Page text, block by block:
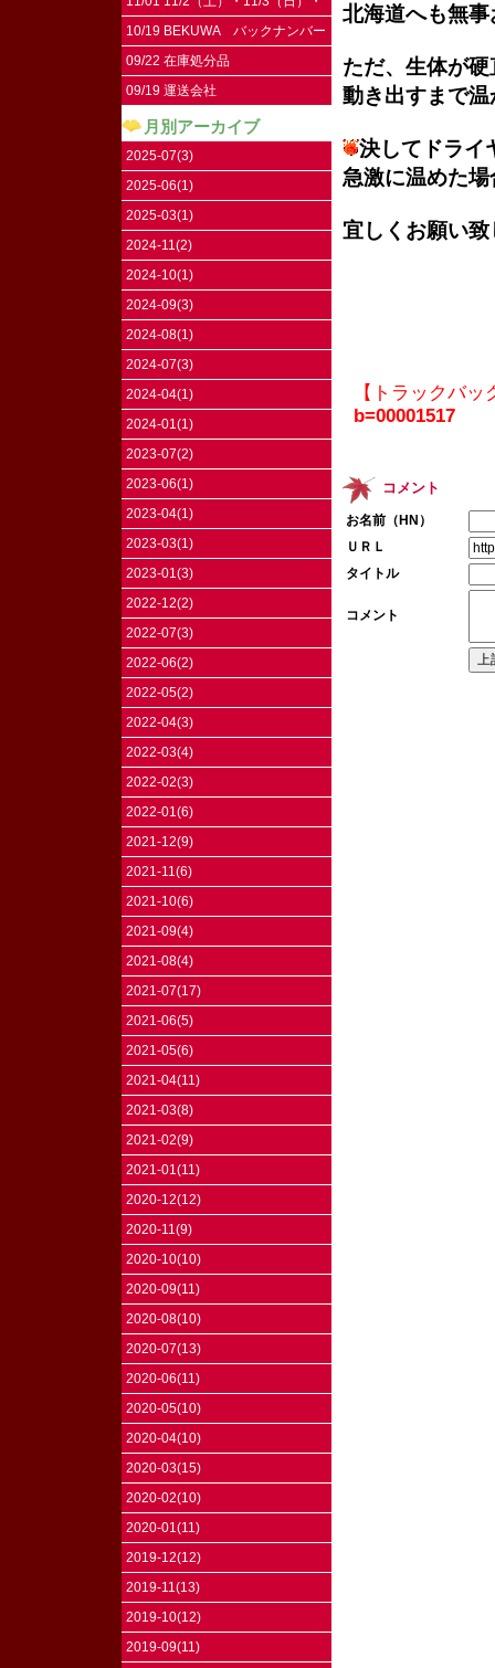
11/4（祝）はお休みです。
10/19 BEKUWA バックナンバー
09/22 在庫処分品
09/19 運送会社
月別アーカイブ
2025-07(3)
2025-06(1)
2025-03(1)
2024-11(2)
2024-10(1)
2024-09(3)
2024-08(1)
2024-07(3)
2024-04(1)
2024-01(1)
2023-07(2)
2023-06(1)
2023-04(1)
2023-03(1)
2023-01(3)
2022-12(2)
2022-07(3)
2022-06(2)
2022-05(2)
2022-04(3)
2022-03(4)
2022-02(3)
2022-01(6)
2021-12(9)
2021-11(6)
2021-10(6)
2021-09(4)
2021-08(4)
2021-07(17)
2021-06(5)
2021-05(6)
2021-04(11)
2021-03(8)
2021-02(9)
2021-01(11)
2020-12(12)
2020-11(9)
2020-10(10)
2020-09(11)
2020-08(10)
2020-07(13)
2020-06(11)
2020-05(10)
2020-04(10)
2020-03(15)
2020-02(10)
2020-01(11)
2019-12(12)
2019-11(13)
2019-10(12)
2019-09(11)
北海道へも無
ただ、生体が
動き出すまで
決してドライ
急激に温めた
宜しくお願い
【トラックバ
b=00001517
コメント
お名前（HN）
ＵＲＬ
タイトル
コメント